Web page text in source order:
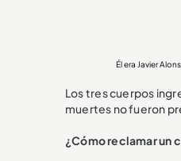
Él era Javier
Los tres cuerpos
muertes no fueron
¿Cómo reclamar un